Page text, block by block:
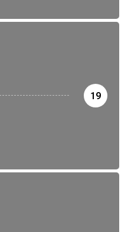
19